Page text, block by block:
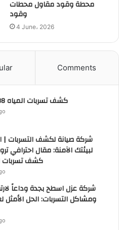
محطة وقود مقاول محطات
وقود
4 June، 2026
Comments
كشف تسربات المياه 0533819888
شركة صيانة لكشف التسربات |
لبيئتك الآمنة: مقال احترافي
كشف تسربات
شركة عزل اسطح بجدة وداعاً
ومشاكل التسربات: الحل الأمثل